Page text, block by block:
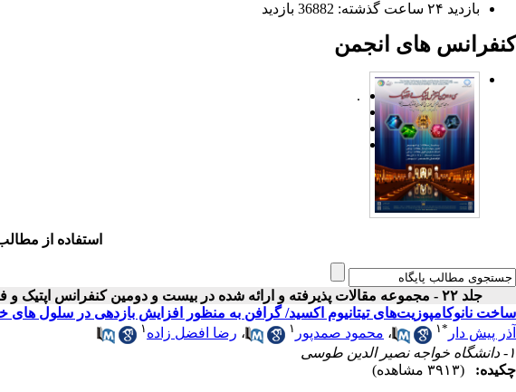
بازدید ۲۴ ساعت گذشته: 36882 بازدید
کنفرانس های انجمن
.
استفاده از
جلد ۲۲ - مجموعه مقالات پذیرفته و ارائه شده در بیست و دومین کنفرانس اپتیک و فوتونیک ایران
ساخت نانوکامپوزیت‌های تیتانیوم اکسید/ گرافن به منظور افزایش بازدهی در سلول
آذر پیش دار *۱ ، محمود صمدپور ۱ ، رضا افضل زاده ۱
۱- دانشگاه خواجه نصیر الدین طوسی
چکیده:
(۳۹۱۳ مشاهده)